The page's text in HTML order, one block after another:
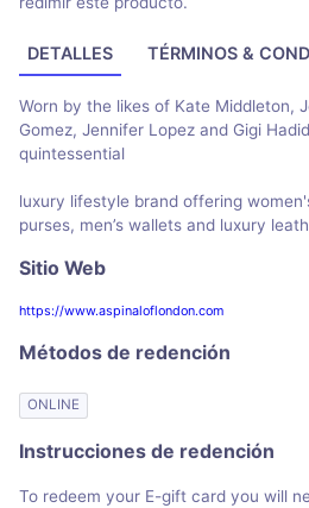
DETALLES TÉRMINOS &
Worn by the likes of Kate Middleton,
Gomez, Jennifer Lopez and Gigi
quintessential
luxury lifestyle brand offering
purses, men’s wallets and luxury
Sitio Web
https://www.aspinaloflondon.com
Métodos de redención
ONLINE
Instrucciones de redención
To redeem your E-gift card you will